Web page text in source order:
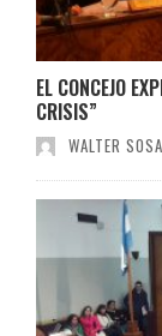
EL CONCEJO
CRISIS”
WALTER SOSA